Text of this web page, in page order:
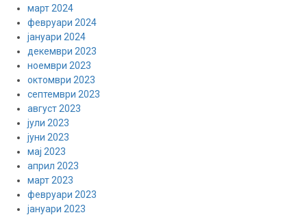
март 2024
февруари 2024
јануари 2024
декември 2023
ноември 2023
октомври 2023
септември 2023
август 2023
јули 2023
јуни 2023
мај 2023
април 2023
март 2023
февруари 2023
јануари 2023